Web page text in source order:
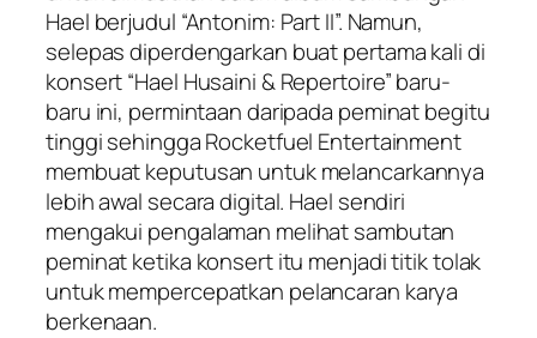
Hael berjudul “Antonim: Part II”. Namun,
selepas diperdengarkan buat pertama kali di
konsert “Hael Husaini & Repertoire” baru-
baru ini, permintaan daripada peminat begitu
tinggi sehingga Rocketfuel Entertainment
membuat keputusan untuk melancarkannya
lebih awal secara digital. Hael sendiri
mengakui pengalaman melihat sambutan
peminat ketika konsert itu menjadi titik tolak
untuk mempercepatkan pelancaran karya
berkenaan.